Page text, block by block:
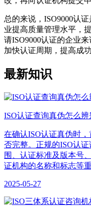
总的来说，ISO9000认
业提高质量管理水平，
请ISO9000认证的企业
加快认证周期，提高成功
最新知识
ISO认证查询真伪怎么辨
在确认ISO认证真伪时
否完整。正规的ISO认
围、认证标准及版本号
证机构的名称和标志等重
2025-05-27